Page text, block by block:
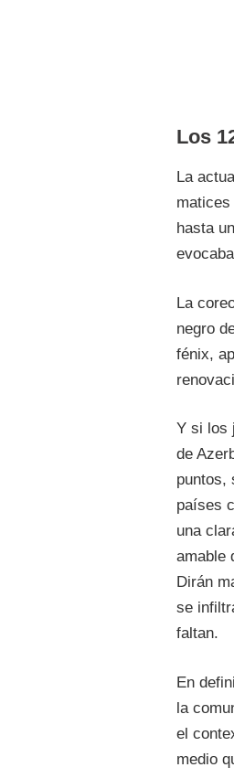
Los
La
hasta
La
negro
fénix,
Y si los
de
puntos,
países
una
amable
Dirán
se
faltan.
En
la
el
medio